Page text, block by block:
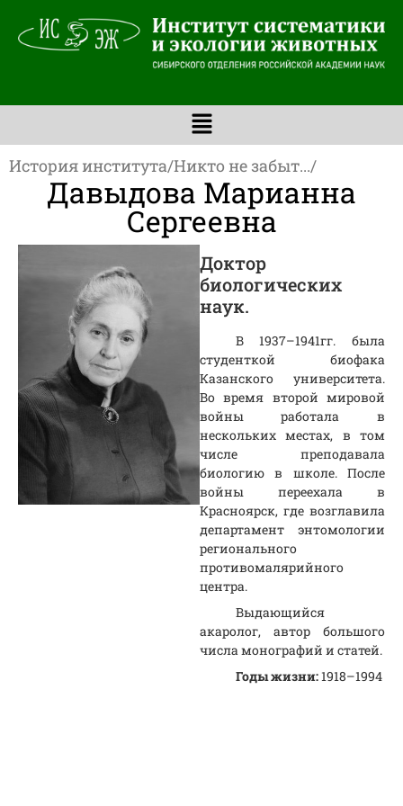
История института/Никто не забыт.../
Давыдова Марианна
Сергеевна
Доктор
биологических
наук.
В 1937–1941гг. была
студенткой биофака
Казанского университета.
Во время второй мировой
войны работала в
нескольких местах, в том
числе преподавала
биологию в школе. После
войны переехала в
Красноярск, где возглавила
департамент энтомологии
регионального
противомалярийного
центра.
Выдающийся
акаролог, автор большого
числа монографий и статей.
Годы жизни:1918–1994